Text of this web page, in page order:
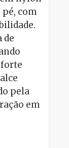
com
de
pela
em